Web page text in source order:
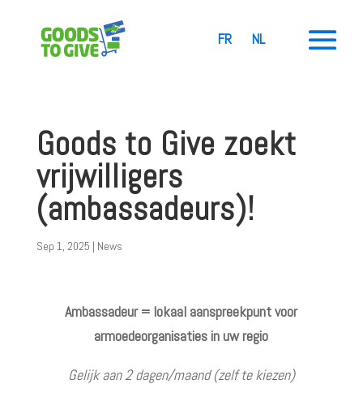
FR NL
Goods to Give zoekt
vrijwilligers
(ambassadeurs)!
Sep 1, 2025 | News
Ambassadeur = lokaal aanspreekpunt voor
armoedeorganisaties in uw regio
Gelijk aan 2 dagen/maand (zelf te kiezen)